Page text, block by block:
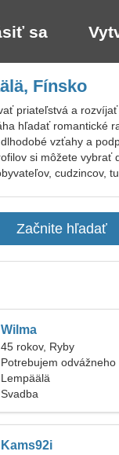
sa
Fínsko
priateľstvá a rozvíjať
hľadať romantické
vzťahy a
si môžete vybrať
cudzincov,
Wilma
45 rokov, Ryby
Potrebujem
cestovanie
Lempäälä
Svadba
Kams92i